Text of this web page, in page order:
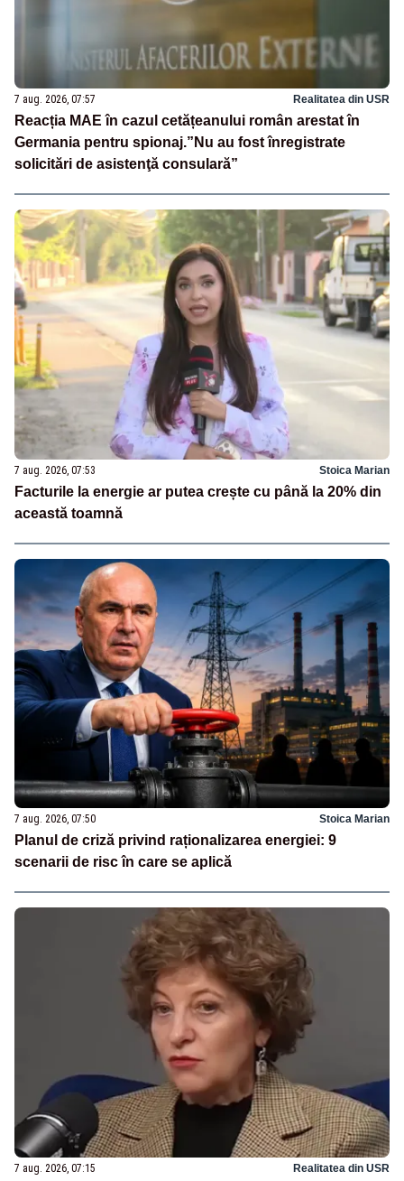
7 aug. 2026, 07:57 Realitatea din USR
Reacția MAE în cazul cetățeanului român arestat în
Germania pentru spionaj.”Nu au fost înregistrate
solicitări de asistenţă consulară”
7 aug. 2026, 07:53 Stoica Marian
Facturile la energie ar putea crește cu până la 20% din
această toamnă
7 aug. 2026, 07:50 Stoica Marian
Planul de criză privind raționalizarea energiei: 9
scenarii de risc în care se aplică
7 aug. 2026, 07:15 Realitatea din USR